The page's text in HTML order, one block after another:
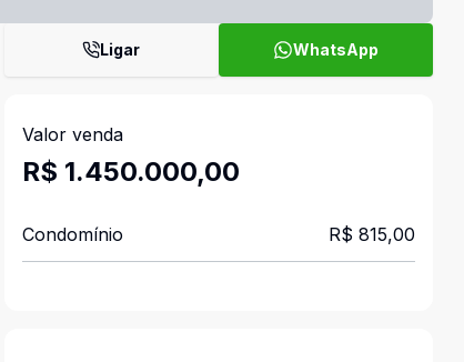
Ligar WhatsApp
Valor venda
R$ 1.450.000,00
Condomínio R$ 815,00